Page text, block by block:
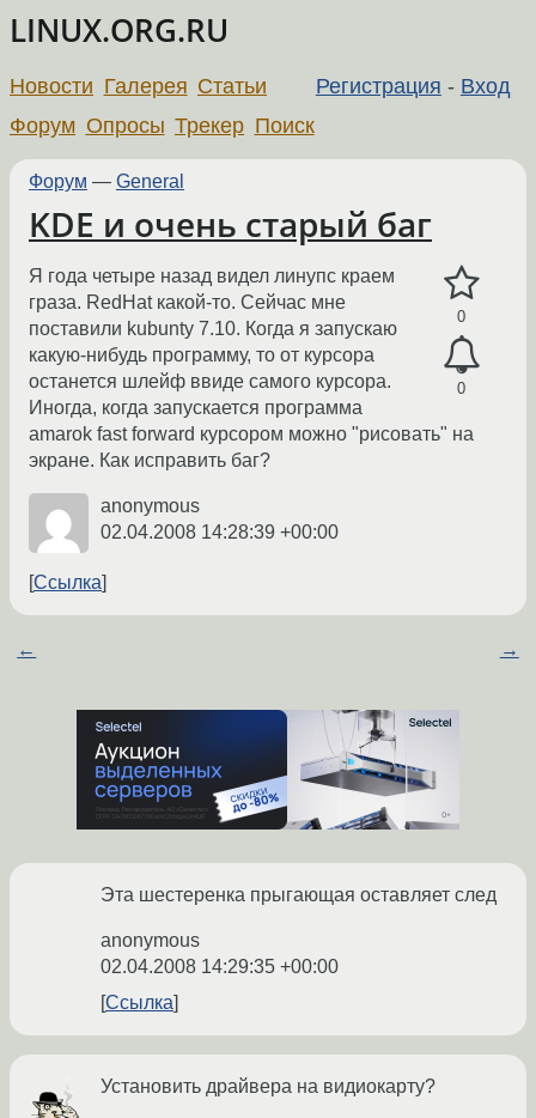
LINUX.ORG.RU
Регистрация - Вход
Новости Галерея Статьи
Форум Опросы Трекер Поиск
Форум — General
KDE и очень старый баг
0
0
Я года четыре назад видел линупс краем
граза. RedHat какой-то. Сейчас мне
поставили kubunty 7.10. Когда я запускаю
какую-нибудь программу, то от курсора
останется шлейф ввиде самого курсора.
Иногда, когда запускается программа
amarok fast forward курсором можно "рисовать" на
экране. Как исправить баг?
anonymous
02.04.2008 14:28:39 +00:00
Ссылка
← →
Эта шестеренка прыгающая оставляет след
anonymous
02.04.2008 14:29:35 +00:00
Ссылка
Установить драйвера на видиокарту?